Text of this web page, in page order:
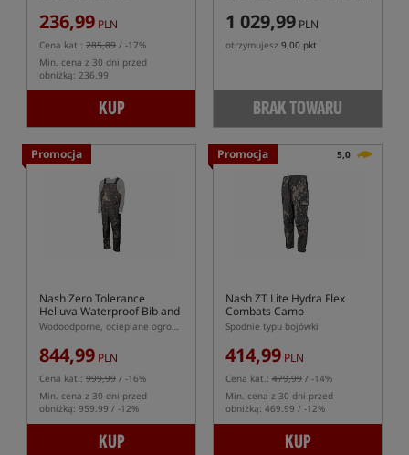
236,99 PLN
Cena kat.: 285,89 / -17%
Min. cena z 30 dni przed
obniżką: 236.99
KUP
1 029,99 PLN
otrzymujesz 9,00 pkt
BRAK TOWARU
Promocja
Nash Zero Tolerance
Helluva Waterproof Bib and
Brace CAMO
Wodoodporne, ocieplane ogrodniczki
844,99 PLN
Cena kat.: 999,99 / -16%
Min. cena z 30 dni przed
obniżką: 959.99 / -12%
KUP
Promocja 5,0
Nash ZT Lite Hydra Flex
Combats Camo
Spodnie typu bojówki
414,99 PLN
Cena kat.: 479,99 / -14%
Min. cena z 30 dni przed
obniżką: 469.99 / -12%
KUP